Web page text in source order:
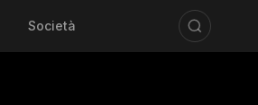
Società